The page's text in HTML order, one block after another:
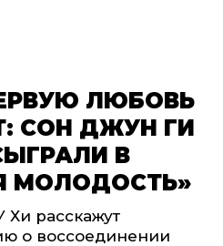
ЛЮБОВЬ
СОН ДЖУН ГИ
В
МОЛОДОСТЬ»
расскажут
о воссоединении